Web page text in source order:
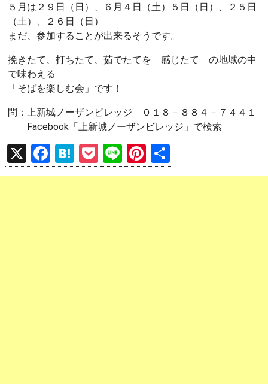
５月は２９日（日）、６月４日（土）５日（日）、２５日
（土）、２６日（日）
まだ、参加することが出来るそうです。
挽きたて、打ちたて、茹でたてを 感じたて の地域の中
で味わえる
「そばを楽しむ会」です！
問：上新城ノーザンビレッジ ０１８－８８４－７４４１
Facebook「上新城ノーザンビレッジ」で検索
X
F
a
H
at
P
o
Li
n
Pi
nt 有